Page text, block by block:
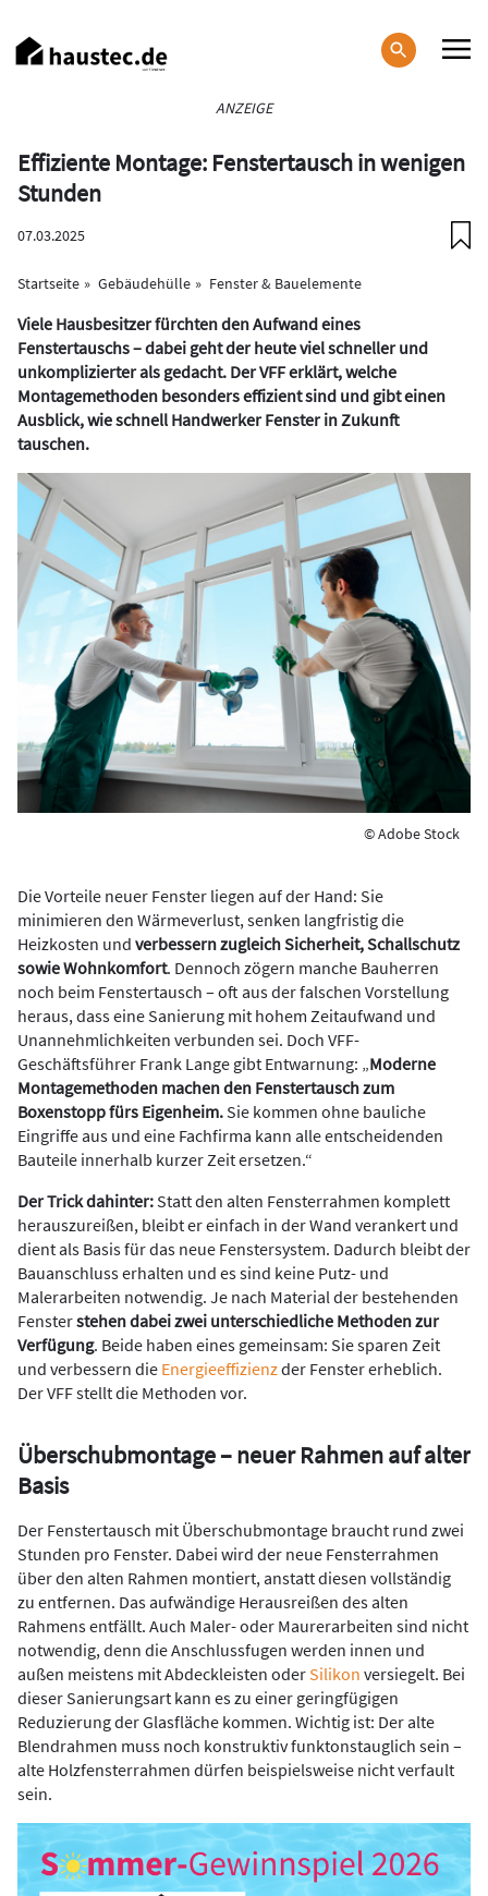
zum
Inhalt
ANZEIGE
Effiziente Montage: Fenstertausch in wenigen
Stunden
07.03.2025
Startseite Gebäudehülle Fenster & Bauelemente
Viele Hausbesitzer fürchten den Aufwand eines
Fenstertauschs – dabei geht der heute viel schneller und
unkomplizierter als gedacht. Der VFF erklärt, welche
Montagemethoden besonders effizient sind und gibt einen
Ausblick, wie schnell Handwerker Fenster in Zukunft
tauschen.
© Adobe Stock
Die Vorteile neuer Fenster liegen auf der Hand: Sie
minimieren den Wärmeverlust, senken langfristig die
Heizkosten und verbessern zugleich Sicherheit, Schallschutz
sowie Wohnkomfort. Dennoch zögern manche Bauherren
noch beim Fenstertausch – oft aus der falschen Vorstellung
heraus, dass eine Sanierung mit hohem Zeitaufwand und
Unannehmlichkeiten verbunden sei. Doch VFF-
Geschäftsführer Frank Lange gibt Entwarnung: „Moderne
Montagemethoden machen den Fenstertausch zum
Boxenstopp fürs Eigenheim. Sie kommen ohne bauliche
Eingriffe aus und eine Fachfirma kann alle entscheidenden
Bauteile innerhalb kurzer Zeit ersetzen.“
Der Trick dahinter: Statt den alten Fensterrahmen komplett
herauszureißen, bleibt er einfach in der Wand verankert und
dient als Basis für das neue Fenstersystem. Dadurch bleibt der
Bauanschluss erhalten und es sind keine Putz- und
Malerarbeiten notwendig. Je nach Material der bestehenden
Fensterstehen dabei zwei unterschiedliche Methoden zur
Verfügung. Beide haben eines gemeinsam: Sie sparen Zeit
und verbessern die Energieeffizienzder Fenster erheblich.
Der VFF stellt die Methoden vor.
Überschubmontage – neuer Rahmen auf alter
Basis
Der Fenstertausch mit Überschubmontage braucht rund zwei
Stunden pro Fenster. Dabei wird der neue Fensterrahmen
über den alten Rahmen montiert, anstatt diesen vollständig
zu entfernen. Das aufwändige Herausreißen des alten
Rahmens entfällt. Auch Maler- oder Maurerarbeiten sind nicht
notwendig, denn die Anschlussfugen werden innen und
außen meistens mit Abdeckleisten oder Silikon versiegelt. Bei
dieser Sanierungsart kann es zu einer geringfügigen
Reduzierung der Glasfläche kommen. Wichtig ist: Der alte
Blendrahmen muss noch konstruktiv funktonstauglich sein –
alte Holzfensterrahmen dürfen beispielsweise nicht verfault
sein.